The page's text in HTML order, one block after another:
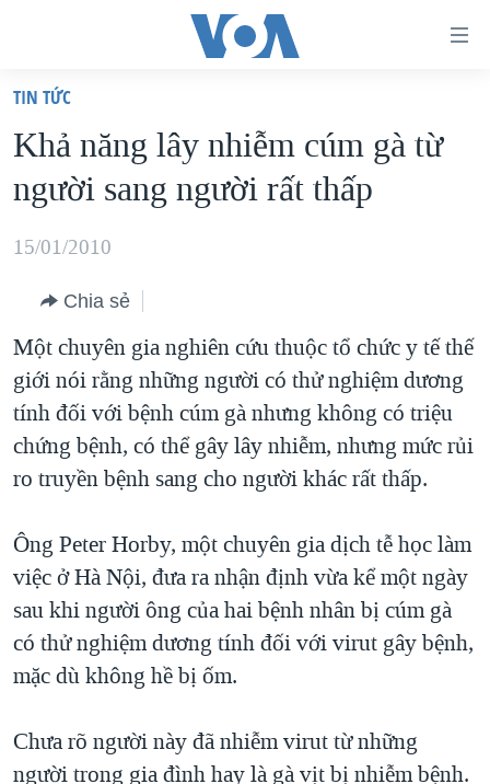
truy
cập
Tới
dung
chính
điều
hướng
chính
Đi
tới
VIỆT NAM
HOA KỲ
BIỂN ĐÔNG
BLOG
DIỄN ĐÀN
MỤC
TỰ DO BÁO CHÍ
VẠCH TRẦN TIN GIẢ
ĐỜI SỐNG
KHOA HỌC
SỨC KHOẺ
THỂ THAO
CHUYÊN ĐỀ
CHIẾN TRANH THƯƠNG MẠI CỦA MỸ: QUÁ KHỨ VÀ HIỆN
TẠI
HÀNH TRÌNH BẦU CỬ 2024
MỘT NĂM CHIẾN TRANH TẠI DẢI GAZA
GIẢI MÃ VÀNH ĐAI & CON ĐƯỜNG
NGÀY TỊ NẠN THẾ GIỚI
TRỊNH VĨNH BÌNH - NGƯỜI HẠ 'BÊN THẮNG CUỘC'
GROUND ZERO – XƯA VÀ NAY
CHI PHÍ CHIẾN TRANH AFGHANISTAN
HỌC TIẾNG ANH
NGHE
MẠNG XÃ HỘI
TIN TỨC
Khả năng lây nhiễm cúm gà từ
người sang người rất thấp
15/01/2010
Chia sẻ
Một chuyên gia nghiên cứu thuộc tổ chức y tế thế
giới nói rằng những người có thử nghiệm dương
tính đối với bệnh cúm gà nhưng không có triệu
chứng bệnh, có thể gây lây nhiễm, nhưng mức rủi
ro truyền bệnh sang cho người khác rất thấp.
Ông Peter Horby, một chuyên gia dịch tễ học làm
việc ở Hà Nội, đưa ra nhận định vừa kể một ngày
sau khi người ông của hai bệnh nhân bị cúm gà
có thử nghiệm dương tính đối với virut gây bệnh,
mặc dù không hề bị ốm.
Chưa rõ người này đã nhiễm virut từ những
người trong gia đình hay là gà vịt bị nhiễm bệnh.